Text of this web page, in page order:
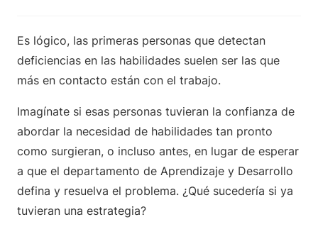
Es lógico, las primeras personas que detectan
deficiencias en las habilidades suelen ser las que
más en contacto están con el trabajo.
Imagínate si esas personas tuvieran la confianza de
abordar la necesidad de habilidades tan pronto
como surgieran, o incluso antes, en lugar de esperar
a que el departamento de Aprendizaje y Desarrollo
defina y resuelva el problema. ¿Qué sucedería si ya
tuvieran una estrategia?